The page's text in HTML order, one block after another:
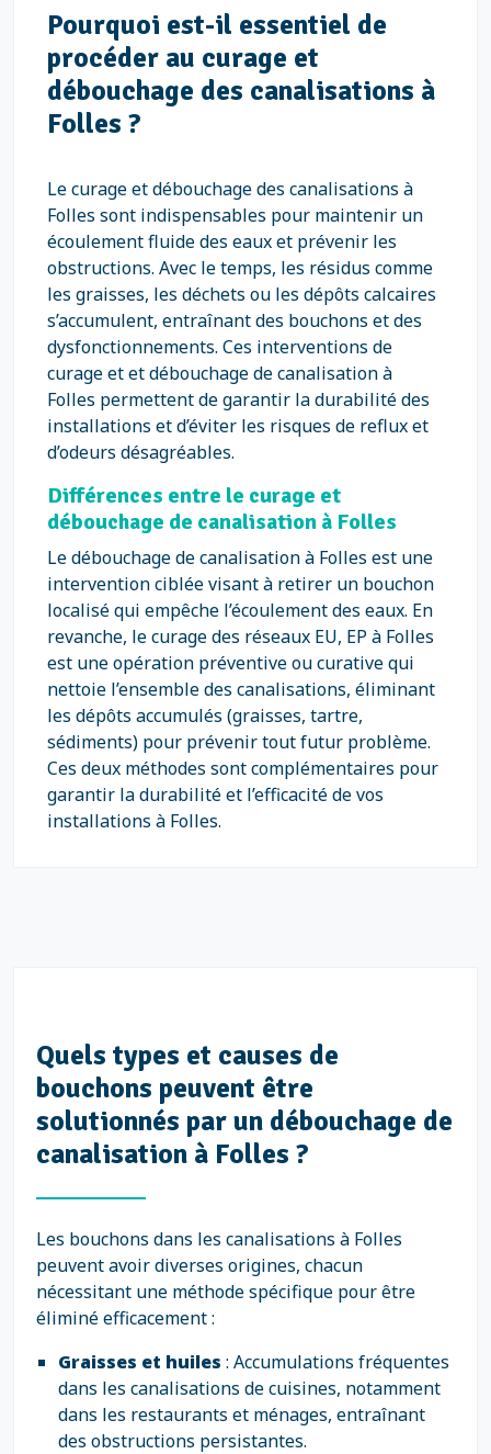
Pourquoi est-il essentiel de
procéder au curage et
débouchage des canalisations à
Folles ?
Le curage et débouchage des canalisations à
Folles sont indispensables pour maintenir un
écoulement fluide des eaux et prévenir les
obstructions. Avec le temps, les résidus comme
les graisses, les déchets ou les dépôts calcaires
s’accumulent, entraînant des bouchons et des
dysfonctionnements. Ces interventions de
curage et et débouchage de canalisation à
Folles permettent de garantir la durabilité des
installations et d’éviter les risques de reflux et
d’odeurs désagréables.
Différences entre le curage et
débouchage de canalisation à Folles
Le débouchage de canalisation à Folles est une
intervention ciblée visant à retirer un bouchon
localisé qui empêche l’écoulement des eaux. En
revanche, le curage des réseaux EU, EP à Folles
est une opération préventive ou curative qui
nettoie l’ensemble des canalisations, éliminant
les dépôts accumulés (graisses, tartre,
sédiments) pour prévenir tout futur problème.
Ces deux méthodes sont complémentaires pour
garantir la durabilité et l’efficacité de vos
installations à Folles.
Quels types et causes de
bouchons peuvent être
solutionnés par un débouchage de
canalisation à Folles ?
Les bouchons dans les canalisations à Folles
peuvent avoir diverses origines, chacun
nécessitant une méthode spécifique pour être
éliminé efficacement :
Graisses et huiles : Accumulations fréquentes
dans les canalisations de cuisines, notamment
dans les restaurants et ménages, entraînant
des obstructions persistantes.